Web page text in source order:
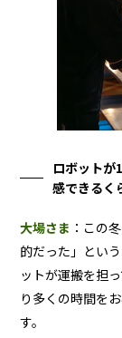
ロボットが
感できるく
大場さま ：この
的だった」とい
ットが運搬を担
り多くの時間を
す。